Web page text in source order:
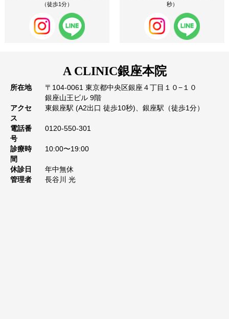
（徒歩1分）
秒）
A CLINIC銀座本院
所在地
〒104-0061 東京都中央区銀座４丁目１０−１０
銀座山王ビル 9階
アクセ
ス
東銀座駅 (A2出口 徒歩10秒)、銀座駅（徒歩1分）
電話番
号
0120-550-301
診療時
間
10:00〜19:00
休診日
年中無休
管理者
長谷川 光